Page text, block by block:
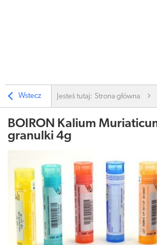
Wstecz Jesteś tutaj: Strona główna
BOIRON Kalium
granulki 4g